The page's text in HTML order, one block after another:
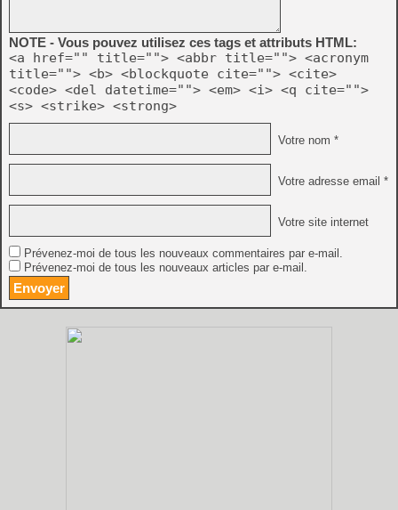
NOTE - Vous pouvez utilisez ces tags et attributs HTML:
<a href="" title=""> <abbr title=""> <acronym
title=""> <b> <blockquote cite=""> <cite>
<code> <del datetime=""> <em> <i> <q cite="">
<s> <strike> <strong>
Votre nom *
Votre adresse email *
Votre site internet
Prévenez-moi de tous les nouveaux commentaires par e-mail.
Prévenez-moi de tous les nouveaux articles par e-mail.